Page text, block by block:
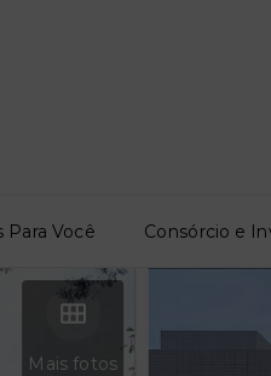
Para Você Consórcio e
Mais fotos